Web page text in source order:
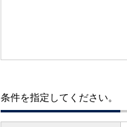
条件を指定してください。